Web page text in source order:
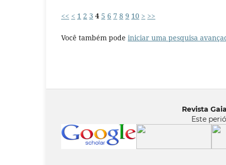
<< < 1 2 3 4 5 6 7 8 9 10 > >>
Você também pode iniciar uma pesquisa
Revista
Este